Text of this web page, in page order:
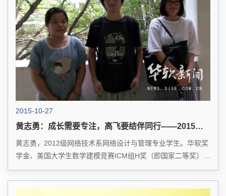
2015-10-27
黄志勇：成长需要专注，高飞要结伴同行——2015华软奖学金系列报道之四
黄志勇，2012级网络技术系网络设计与管理专业学生。华软奖
学金、美国大学生数学建模竞赛ICM组H奖（即国家二等奖）、
单项奖学金及学生奖学金获得者。他热爱学术研究，热爱数学
建模，长期从事数据科学、网络科学研究。...